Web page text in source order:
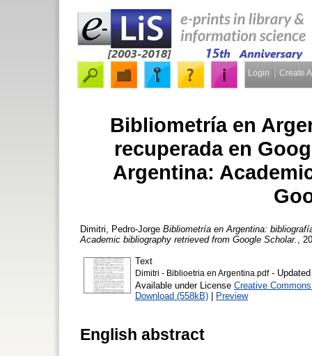
Login Create
Bibliometría en
recuperada en
Argentina:
Dimitri, Pedro-Jorge Bibliometría en Argentina:
Academic bibliography retrieved from Google Scholar.
,
Text
Dimitri - Biblioetria en Argentina.pdf-
Available under License Creative
Download (558kB) | Preview
English abstract